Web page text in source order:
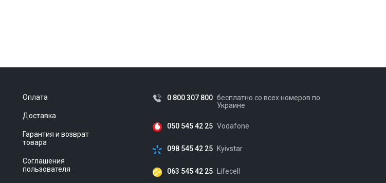
Оплата
Доставка
Гарантия и возврат
товара
Соглашения
пользователя
0 800 307 800 бесплатно со всех номеров по
Украине
050 545 42 25 Vodafone
098 545 42 25 Kyivstar
063 545 42 25 Lifecell